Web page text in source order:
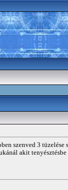
szenved 3
akit